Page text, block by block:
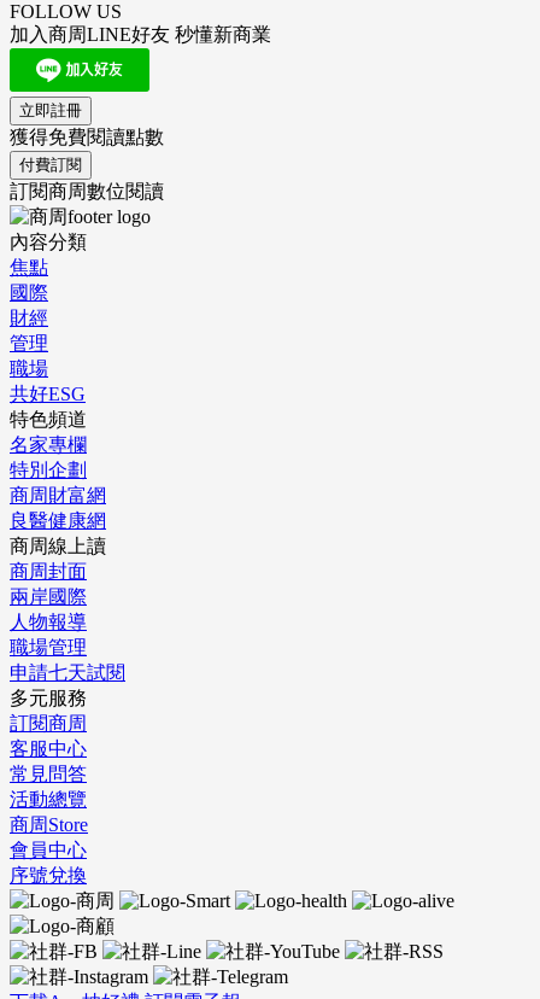
FOLLOW US
加入商周LINE好友 秒懂新商業
立即註冊
獲得免費閱讀點數
付費訂閱
訂閱商周數位閱讀
內容分類
焦點
國際
財經
管理
職場
共好ESG
特色頻道
名家專欄
特別企劃
商周財富網
良醫健康網
商周線上讀
商周封面
兩岸國際
人物報導
職場管理
申請七天試閱
多元服務
訂閱商周
客服中心
常見問答
活動總覽
商周Store
會員中心
序號兌換